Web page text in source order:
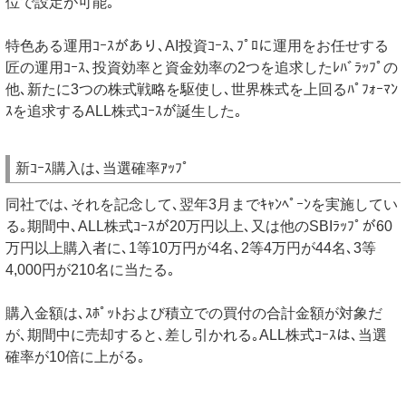
特色ある運用ｺｰｽがあり､AI投資ｺｰｽ､ﾌﾟﾛに運用をお任せする
匠の運用ｺｰｽ､投資効率と資金効率の2つを追求したﾚﾊﾞﾗｯﾌﾟの
他､新たに3つの株式戦略を駆使し､世界株式を上回るﾊﾟﾌｫｰﾏﾝ
ｽを追求するALL株式ｺｰｽが誕生した｡
新ｺｰｽ購入は､当選確率ｱｯﾌﾟ
同社では､それを記念して､翌年3月までｷｬﾝﾍﾟｰﾝを実施してい
る｡期間中､ALL株式ｺｰｽが20万円以上､又は他のSBIﾗｯﾌﾟが60
万円以上購入者に､1等10万円が4名､2等4万円が44名､3等
4,000円が210名に当たる｡
購入金額は､ｽﾎﾟｯﾄおよび積立での買付の合計金額が対象だ
が､期間中に売却すると､差し引かれる｡ALL株式ｺｰｽは､当選
確率が10倍に上がる｡